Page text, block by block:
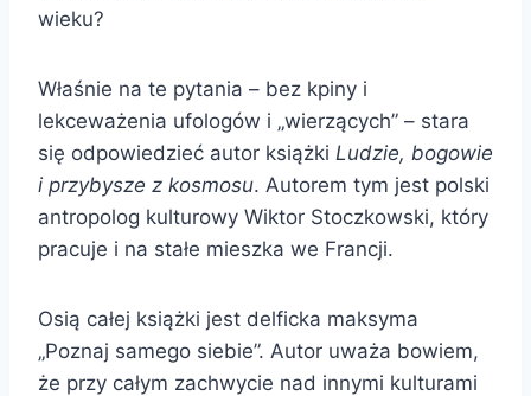
wieku?
Właśnie na te pytania – bez kpiny i
lekceważenia ufologów i „wierzących” – stara
się odpowiedzieć autor książki Ludzie, bogowie
i przybysze z kosmosu. Autorem tym jest polski
antropolog kulturowy Wiktor Stoczkowski, który
pracuje i na stałe mieszka we Francji.
Osią całej książki jest delficka maksyma
„Poznaj samego siebie”. Autor uważa bowiem,
że przy całym zachwycie nad innymi kulturami